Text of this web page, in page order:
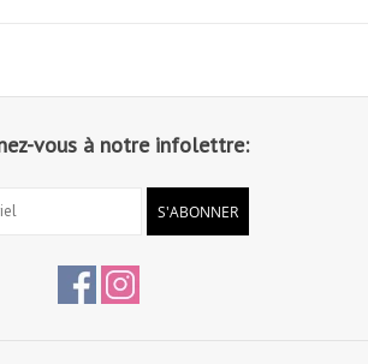
vous à notre infolettre:
S'ABONNER